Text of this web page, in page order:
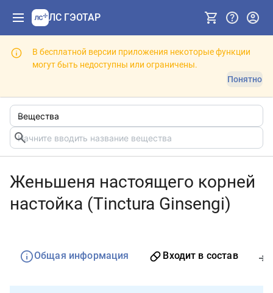
ЛС ГЭОТАР
В бесплатной версии приложения некоторые функции
могут быть недоступны или ограничены.
Понятно
Женьшеня настоящего корней
настойка (Tinctura Ginsengi)
Общая информация Входит в состав